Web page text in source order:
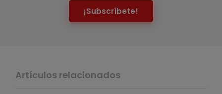
¡Subscríbete!
Artículos relacionados